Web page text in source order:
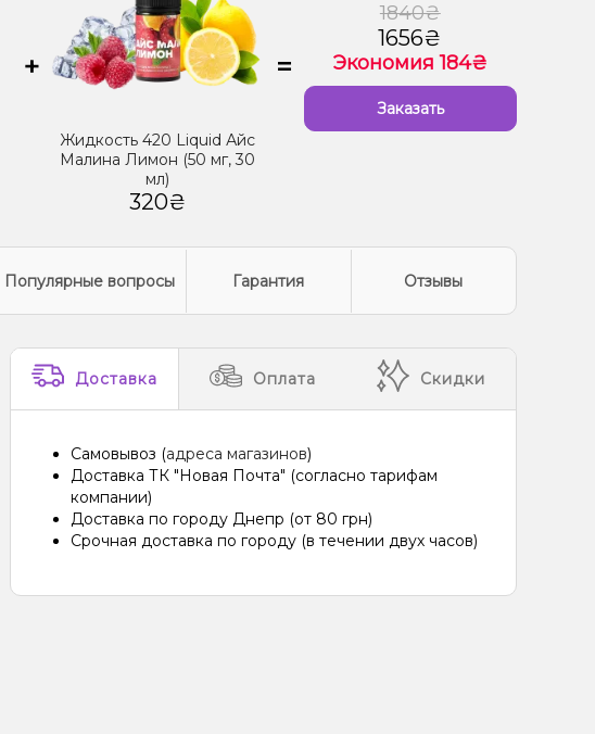
+
Жидкость 420 Liquid Айс
Малина Лимон (50 мг, 30
мл)
320₴
=
1840₴
1656₴
Экономия 184₴
Заказать
Популярные вопросы Гарантия Отзывы
Доставка Оплата Скидки
Самовывоз (адреса магазинов)
Доставка ТК "Новая Почта" (согласно тарифам
компании)
Доставка по городу Днепр (от 80 грн)
Срочная доставка по городу (в течении двух часов)